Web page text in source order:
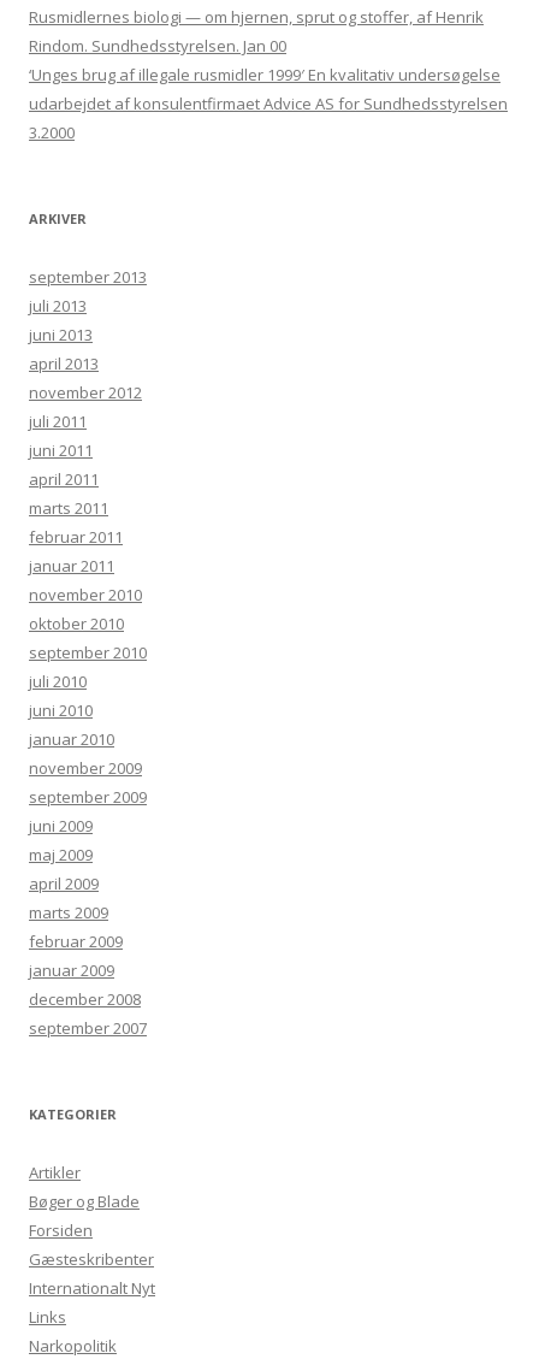
Rusmidlernes biologi — om hjernen, sprut og stoffer, af Henrik
Rindom. Sundhedsstyrelsen. Jan 00
‘Unges brug af illegale rusmidler 1999′ En kvalitativ undersøgelse
udarbejdet af konsulentfirmaet Advice AS for Sundhedsstyrelsen
3.2000
ARKIVER
september 2013
juli 2013
juni 2013
april 2013
november 2012
juli 2011
juni 2011
april 2011
marts 2011
februar 2011
januar 2011
november 2010
oktober 2010
september 2010
juli 2010
juni 2010
januar 2010
november 2009
september 2009
juni 2009
maj 2009
april 2009
marts 2009
februar 2009
januar 2009
december 2008
september 2007
KATEGORIER
Artikler
Bøger og Blade
Forsiden
Gæsteskribenter
Internationalt Nyt
Links
Narkopolitik